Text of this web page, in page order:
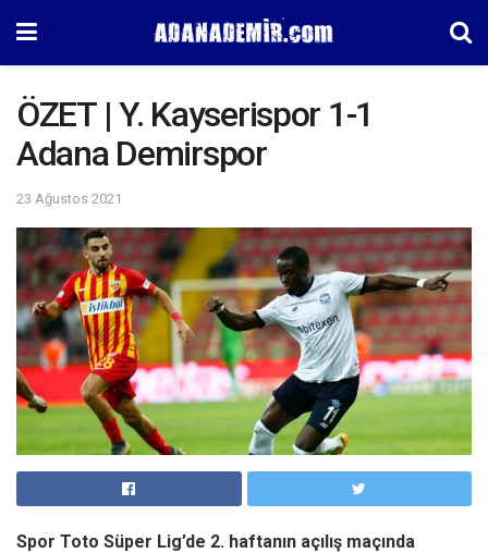
ÖZET | Y. Kayserispor 1-1
Adana Demirspor
23 Ağustos 2021
Spor Toto Süper Lig’de 2. haftanın açılış maçında